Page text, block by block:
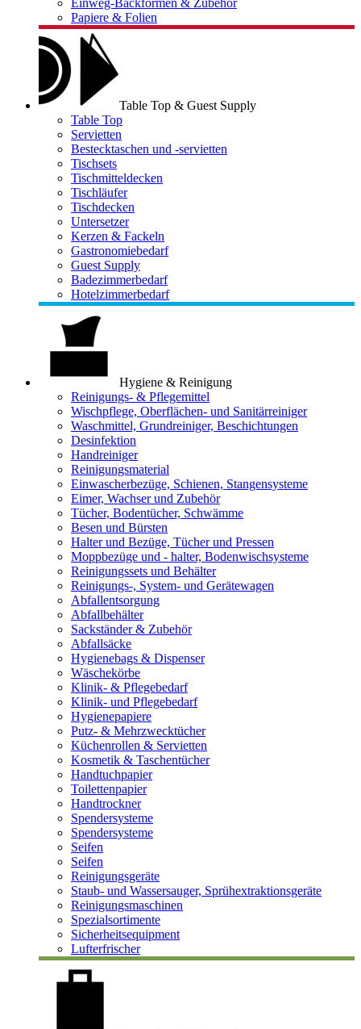
Einweg-Backformen & Zubehör
Papiere & Folien
Table Top & Guest Supply
Table Top
Servietten
Bestecktaschen und -servietten
Tischsets
Tischmitteldecken
Tischläufer
Tischdecken
Untersetzer
Kerzen & Fackeln
Gastronomiebedarf
Guest Supply
Badezimmerbedarf
Hotelzimmerbedarf
Hygiene & Reinigung
Reinigungs- & Pflegemittel
Wischpflege, Oberflächen- und Sanitärreiniger
Waschmittel, Grundreiniger, Beschichtungen
Desinfektion
Handreiniger
Reinigungsmaterial
Einwascherbezüge, Schienen, Stangensysteme
Eimer, Wachser und Zubehör
Tücher, Bodentücher, Schwämme
Besen und Bürsten
Halter und Bezüge, Tücher und Pressen
Moppbezüge und - halter, Bodenwischsysteme
Reinigungssets und Behälter
Reinigungs-, System- und Gerätewagen
Abfallentsorgung
Abfallbehälter
Sackständer & Zubehör
Abfallsäcke
Hygienebags & Dispenser
Wäschekörbe
Klinik- & Pflegebedarf
Klinik- und Pflegebedarf
Hygienepapiere
Putz- & Mehrzwecktücher
Küchenrollen & Servietten
Kosmetik & Taschentücher
Handtuchpapier
Toilettenpapier
Handtrockner
Spendersysteme
Spendersysteme
Seifen
Seifen
Reinigungsgeräte
Staub- und Wassersauger, Sprühextraktionsgeräte
Reinigungsmaschinen
Spezialsortimente
Sicherheitsequipment
Lufterfrischer